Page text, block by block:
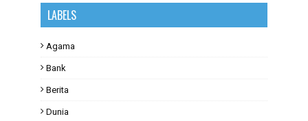
LABELS
Agama
Bank
Berita
Dunia